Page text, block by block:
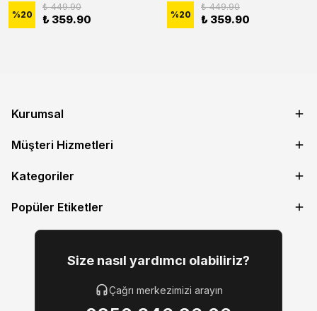
%20
₺ 449.90
₺ 359.90 %20
₺ 449.90
₺ 359.90
Kurumsal
Müşteri Hizmetleri
Kategoriler
Popüler Etiketler
Size nasıl yardımcı olabiliriz?
Çağrı merkezimizi arayın